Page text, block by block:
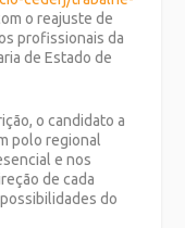
o reajuste de
profissionais da
de Estado de
o candidato a
polo regional
e nos
de cada
do